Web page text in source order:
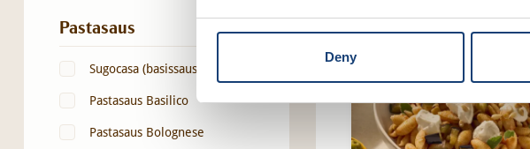
Deny
Pastasaus
Sugocasa (basissaus)
Pastasaus Basilico
Pastasaus Bolognese